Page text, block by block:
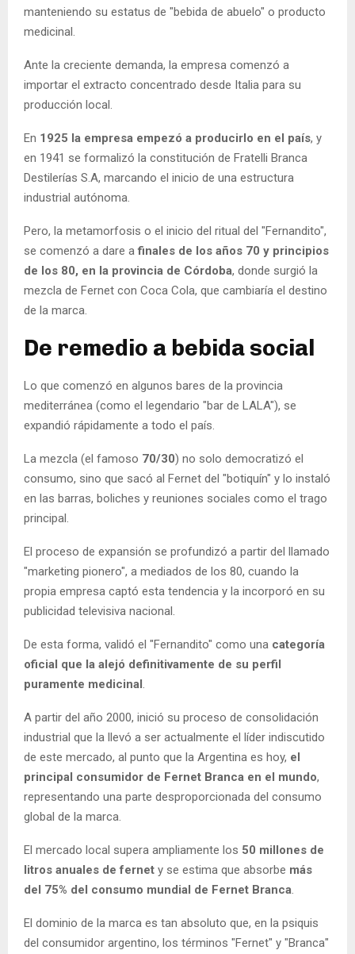
manteniendo su estatus de "bebida de abuelo" o producto
medicinal.
Ante la creciente demanda, la empresa comenzó a
importar el extracto concentrado desde Italia para su
producción local.
En 1925 la empresa empezó a producirlo en el país, y
en 1941 se formalizó la constitución de Fratelli Branca
Destilerías S.A, marcando el inicio de una estructura
industrial autónoma.
Pero, la metamorfosis o el inicio del ritual del "Fernandito",
se comenzó a dare afinales de los años 70 y principios
de los 80, en la provincia de Córdoba, donde surgió la
mezcla de Fernet con Coca Cola, que cambiaría el destino
de la marca.
De remedio a bebida social
Lo que comenzó en algunos bares de la provincia
mediterránea (como el legendario "bar de LALA"), se
expandió rápidamente a todo el país.
La mezcla (el famoso 70/30) no solo democratizó el
consumo, sino que sacó al Fernet del "botiquín" y lo instaló
en las barras, boliches y reuniones sociales como el trago
principal.
El proceso de expansión se profundizó a partir del llamado
"marketing pionero", a mediados de los 80, cuando la
propia empresa captó esta tendencia y la incorporó en su
publicidad televisiva nacional.
De esta forma, validó el "Fernandito" como una categoría
oficial que la alejó definitivamente de su perfil
puramente medicinal.
A partir del año 2000, inició su proceso de consolidación
industrial que la llevó a ser actualmente el líder indiscutido
de este mercado, al punto que la Argentina es hoy, el
principal consumidor de Fernet Branca en el mundo,
representando una parte desproporcionada del consumo
global de la marca.
El mercado local supera ampliamente los 50 millones de
litros anuales de fernet y se estima que absorbe más
del 75% del consumo mundial de Fernet Branca.
El dominio de la marca es tan absoluto que, en la psiquis
del consumidor argentino, los términos "Fernet" y "Branca"